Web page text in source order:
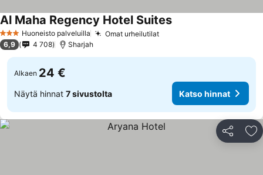
3 Tähtiluokitus
Huoneisto palveluilla Omat urheilutilat
Al Maha Regency Hotel Suites
6,9 4 708 Sharjah
Alkaen 24 €
Näytä hinnat 7 sivustolta Katso hinnat
Jaa